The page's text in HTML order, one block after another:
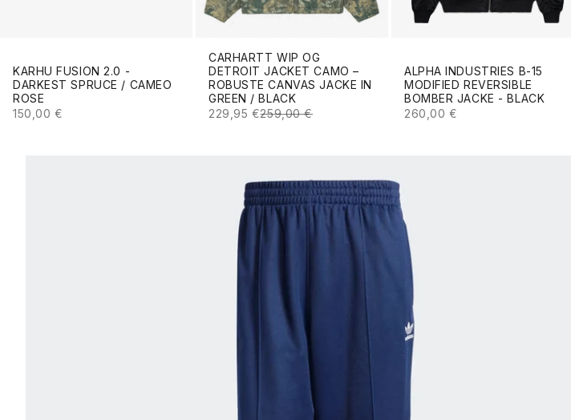
KARHU FUSION 2.0 -
DARKEST SPRUCE / CAMEO
ROSE
ANGEBOT
150,00 €
CARHARTT WIP OG
DETROIT JACKET CAMO –
ROBUSTE CANVAS JACKE IN
GREEN / BLACK
ANGEBOT
229,95 €REGULÄRER PREIS
259,00 €
ALPHA INDUSTRIES B-15
MODIFIED REVERSIBLE
BOMBER JACKE - BLACK
ANGEBOT
260,00 €